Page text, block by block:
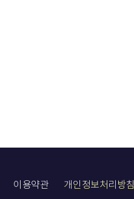
이용약관 개인정보처리방침